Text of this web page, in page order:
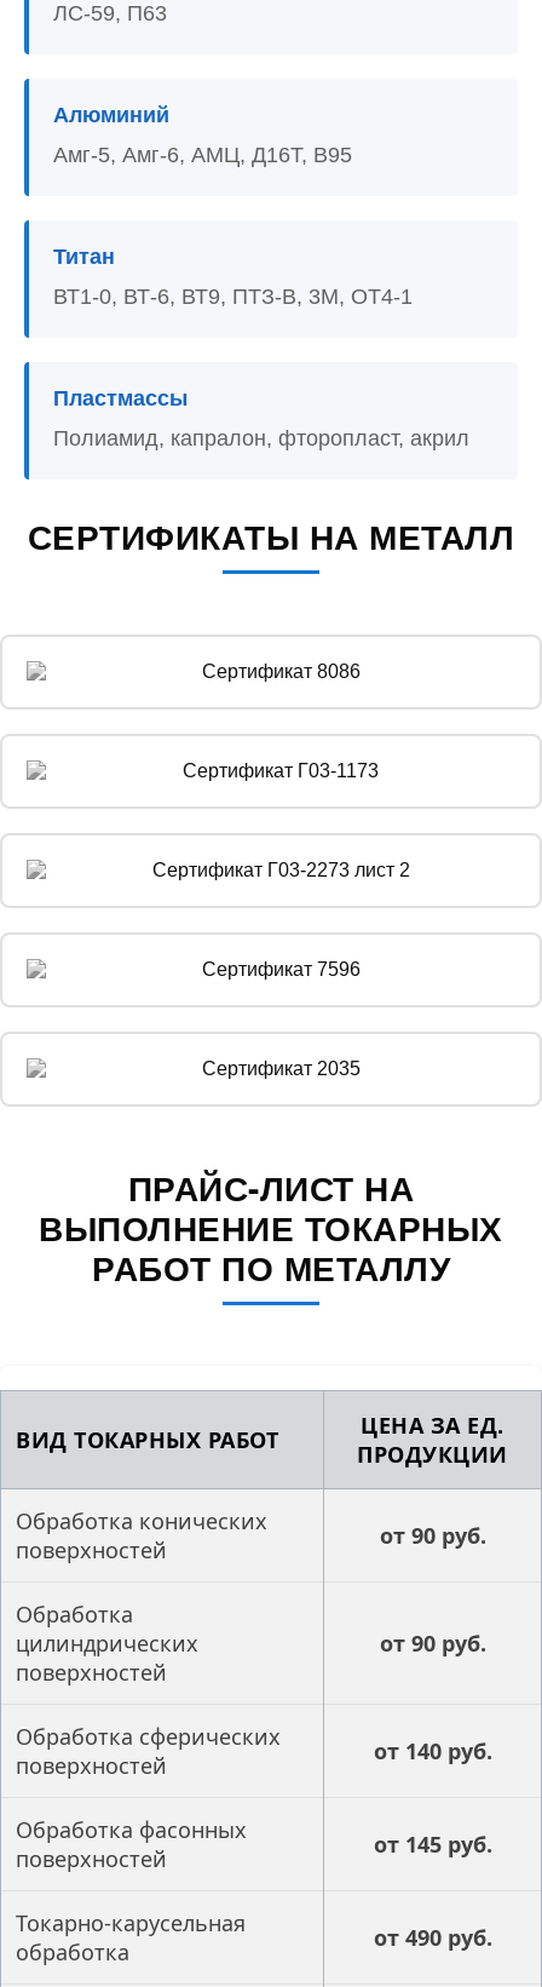
ЛС-59, П63
Алюминий
Амг-5, Амг-6, АМЦ, Д16Т, В95
Титан
ВТ1-0, ВТ-6, ВТ9, ПТЗ-В, 3М, ОТ4-1
Пластмассы
Полиамид, капралон, фторопласт, акрил
СЕРТИФИКАТЫ НА МЕТАЛЛ
ПРАЙС-ЛИСТ НА
ВЫПОЛНЕНИЕ ТОКАРНЫХ
РАБОТ ПО МЕТАЛЛУ
ВИД ТОКАРНЫХ РАБОТ
ЦЕНА ЗА ЕД.
ПРОДУКЦИИ
Обработка конических
поверхностей
от 90 руб.
Обработка
цилиндрических
поверхностей
от 90 руб.
Обработка сферических
поверхностей
от 140 руб.
Обработка фасонных
поверхностей
от 145 руб.
Токарно-карусельная
обработка
от 490 руб.